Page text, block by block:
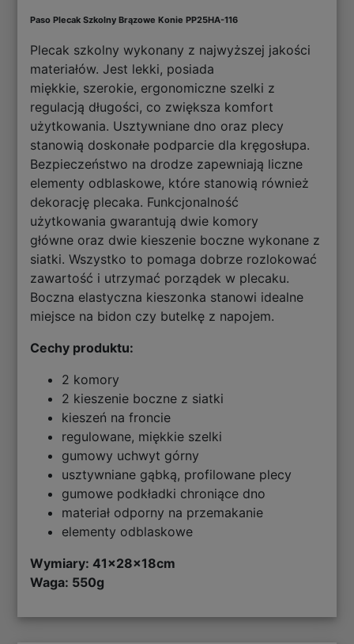
Paso Plecak Szkolny Brązowe Konie PP25HA-116
Plecak szkolny wykonany z najwyższej jakości
materiałów. Jest lekki, posiada
miękkie, szerokie, ergonomiczne szelki z
regulacją długości, co zwiększa komfort
użytkowania. Usztywniane dno oraz plecy
stanowią doskonałe podparcie dla kręgosłupa.
Bezpieczeństwo na drodze zapewniają liczne
elementy odblaskowe, które stanowią również
dekorację plecaka. Funkcjonalność
użytkowania gwarantują dwie komory
główne oraz dwie kieszenie boczne wykonane z
siatki. Wszystko to pomaga dobrze rozlokować
zawartość i utrzymać porządek w plecaku.
Boczna elastyczna kieszonka stanowi idealne
miejsce na bidon czy butelkę z napojem.
Cechy produktu:
2 komory
2 kieszenie boczne z siatki
kieszeń na froncie
regulowane, miękkie szelki
gumowy uchwyt górny
usztywniane gąbką, profilowane plecy
gumowe podkładki chroniące dno
materiał odporny na przemakanie
elementy odblaskowe
Wymiary: 41x28x18cm
Waga: 550g